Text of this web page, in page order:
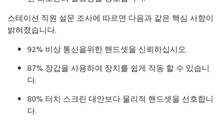
스테이션 직원 설문 조사에 따르면 다음과 같은 핵심 사항이
밝혀졌습니다.
92% 비상 통신을위한 핸드셋을 신뢰하십시오.
87% 장갑을 사용하여 장치를 쉽게 작동 할 수 있습니
다.
80% 터치 스크린 대안보다 물리적 핸드셋을 선호합니
다.